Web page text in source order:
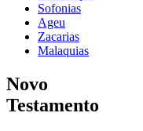
Sofonias
Ageu
Zacarias
Malaquias
Novo
Testamento